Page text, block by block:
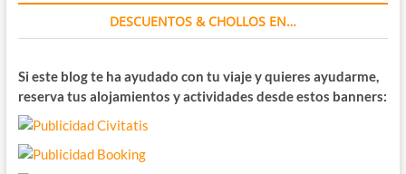
DESCUENTOS & CHOLLOS EN…
Si este blog te ha ayudado con tu viaje y quieres ayudarme,
reserva tus alojamientos y actividades desde estos banners: